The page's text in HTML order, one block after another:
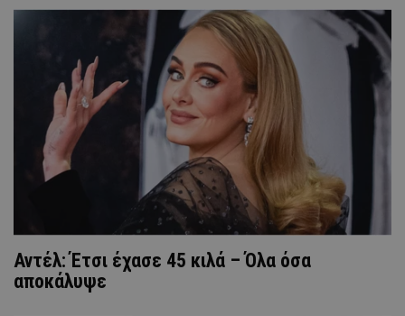
Αντέλ: Έτσι έχασε 45 κιλά – Όλα όσα
αποκάλυψε